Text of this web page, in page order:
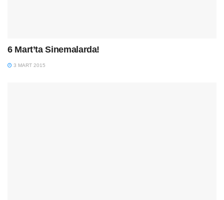
6 Mart’ta Sinemalarda!
3 MART 2015